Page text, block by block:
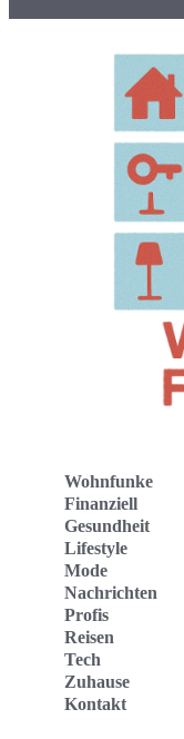
Wohnfunke
Finanziell
Gesundheit
Lifestyle
Mode
Nachrichten
Profis
Reisen
Tech
Zuhause
Kontakt